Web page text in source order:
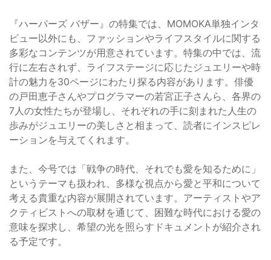
『ハーパーズ バザー』の特集では、MOMOKA単独インタ
ビュー以外にも、ファッションやライフスタイルに関する
多彩なコンテンツが用意されています。特集の中では、流
行に左右されず、ライフステージに応じたジュエリーや時
計の魅力を30ページにわたり探る内容があります。俳優
の戸田恵子さんやプログラマーの若宮正子さんら、各界の
7人の女性たちが登場し、それぞれの手に刻まれた人生の
歩みがジュエリーの美しさと相まって、読者にインスピレ
ーションを与えてくれます。
また、今号では「戦争の時代、それでも愛を知るために」
というテーマも扱われ、多様な視点から愛と平和について
考える貴重な内容が展開されています。アーティストやア
クティビストへの取材を通じて、困難な時代における愛の
意味を探求し、希望の光を照らすドキュメントが紹介され
る予定です。